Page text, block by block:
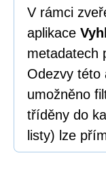
V rámci
aplikace
metadatech
Odezvy této
umožněno
tříděny do
listy) lze